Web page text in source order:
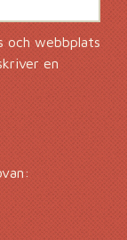
och webbplats
en